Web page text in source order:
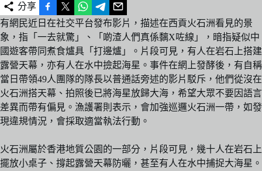
分享
有網民近日在社交平台發布影片，描述在西貢火石洲看見的景
象，指「一去就驚」、「啲渣人們真係黐X咗線」，暗指疑似中
國遊客帶同煮食爐具「打邊爐」。片段可見，有人在岩石上搭建
露營天幕，亦有人在水中撿起海星。事件在網上發酵後，有自稱
當日帶領49人團隊的隊長以普通話旁述的影片駁斥，他們從沒在
火石洲搭天幕、拍照後已將海星放歸大海，希望大眾不要因語言
差異而帶有偏見。漁護署則表示，會加強巡邏火石洲一帶，如發
現違規情況，會採取適當執法行動。
火石洲屬於香港地質公園的一部分，片段可見，幾十人在岩石上
擺放小桌子、撐起露營天幕防曬，甚至有人在水中捕捉大海星。